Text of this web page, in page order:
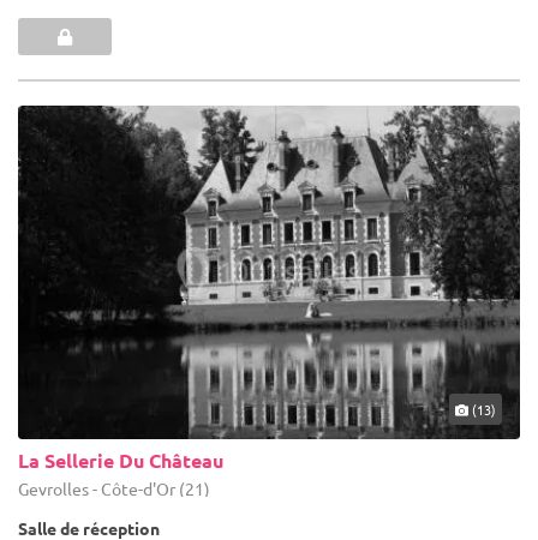
(13)
La Sellerie Du Château
Gevrolles - Côte-d'Or (21)
Salle de réception